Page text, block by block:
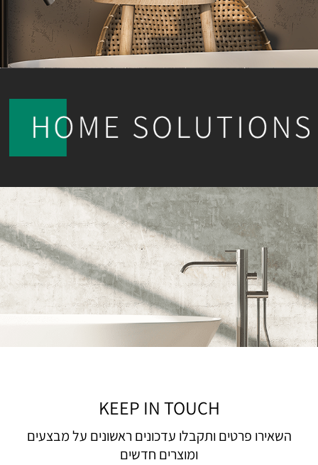
KEEP IN TOUCH
השאירו פרטים ותקבלו עדכונים ראשונים על מבצעים
ומוצרים חדשים